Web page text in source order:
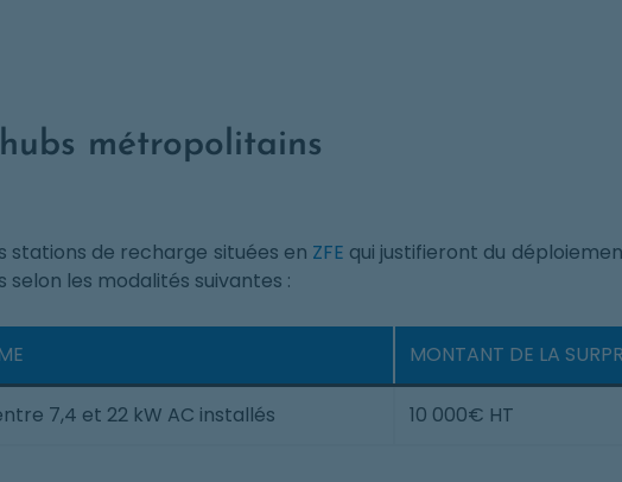
métropolitains
stations de recharge situées en ZFE qui justifieront du
les modalités suivantes :
MONTANT DE LA
7,4 et 22 kW AC installés 10 000€ HT